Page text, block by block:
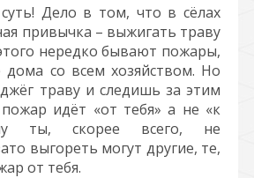
Дело в том, что в сёлах
привычка – выжигать траву
нередко бывают пожары,
со всем хозяйством. Но
траву и следишь за этим
идёт «от тебя» а не «к
ты, скорее всего, не
выгореть могут другие, те,
от тебя.